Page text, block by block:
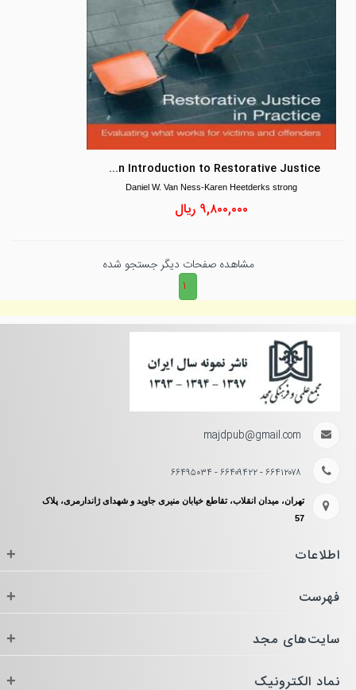
Restoring Justice: An Introduction to Restorative Justice
Daniel W. Van Ness-Karen Heetderks strong
۹,۸۰۰,۰۰۰ ریال
مشاهده صفحات دیگر جستجو شده
۱
majdpub@gmail.com
۶۶۴۱۲۰۷۸ - ۶۶۴۰۹۴۲۲ - ۶۶۴۹۵۰۳۴
تهران، میدان انقلاب، تقاطع خیابان منیری جاوید و شهدای ژاندارمری، پلاک
57
اطلاعات +
فهرست +
سایت‌های مجد +
نماد الکترونیک +